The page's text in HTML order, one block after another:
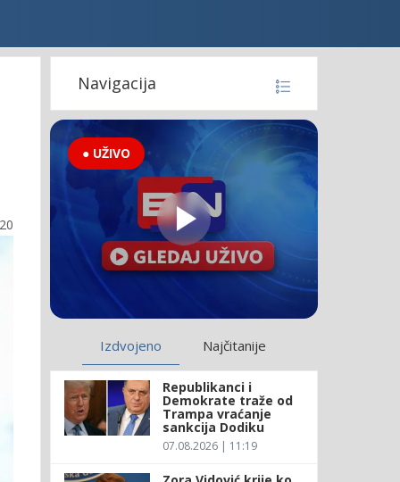
Navigacija
● UŽIVO
Izdvojeno Najčitanije
Republikanci i
Demokrate traže od
Trampa vraćanje
sankcija Dodiku
07.08.2026 | 11:19